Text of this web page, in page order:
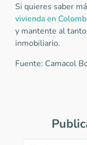
Si quieres saber
vivienda en
y mantente al
inmobiliario.
Fuente: Camacol